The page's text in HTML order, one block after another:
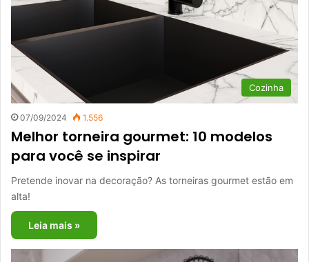
Cozinha
07/09/2024 1.556
Melhor torneira gourmet: 10 modelos
para você se inspirar
Pretende inovar na decoração? As torneiras gourmet estão em
alta!
Leia mais »